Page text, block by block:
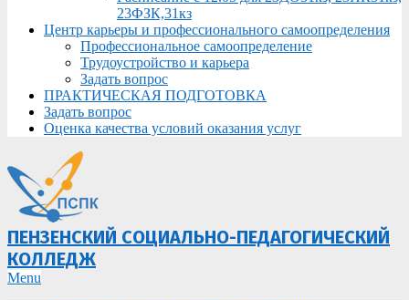
23ФЗК,31кз
Центр карьеры и профессионального самоопределения
Профессиональное самоопределение
Трудоустройство и карьера
Задать вопрос
ПРАКТИЧЕСКАЯ ПОДГОТОВКА
Задать вопрос
Оценка качества условий оказания услуг
ПЕНЗЕНСКИЙ СОЦИАЛЬНО-ПЕДАГОГИЧЕСКИЙ
КОЛЛЕДЖ
Primary
Menu